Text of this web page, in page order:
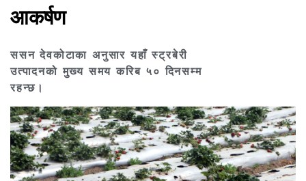
आकर्षण
ससन देवकोटाका अनुसार यहाँ स्ट्रबेरी
उत्पादनको मुख्य समय करिब ५० दिनसम्म
रहन्छ।